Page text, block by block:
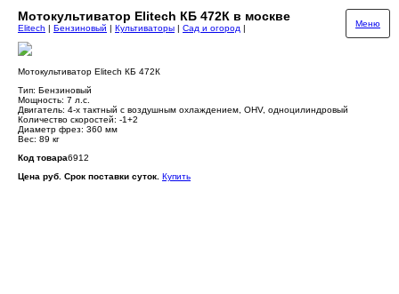
Мотокультиватор Elitech КБ 472К в москве
Меню
Elitech | Бензиновый | Культиваторы | Сад и огород |
Мотокультиватор Elitech КБ 472К
Тип: Бензиновый
Мощность: 7 л.c.
Двигатель: 4-х тактный с воздушным охлаждением, OHV, одноцилиндровый
Количество скоростей: -1+2
Диаметр фрез: 360 мм
Вес: 89 кг
Код товара6912
Цена руб. Срок поставки суток. Купить